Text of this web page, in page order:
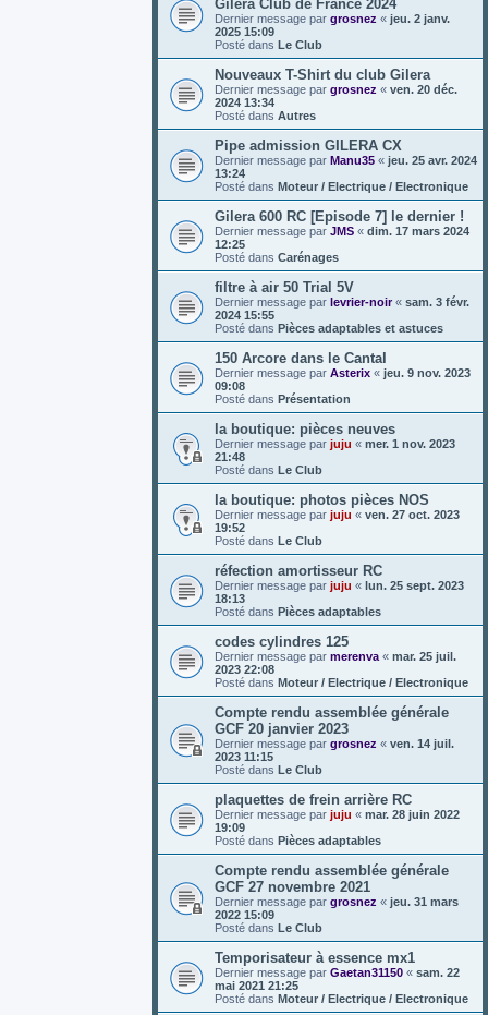
Gilera Club de France 2024
Dernier message par grosnez « jeu. 2 janv.
2025 15:09
Posté dans Le Club
Nouveaux T-Shirt du club Gilera
Dernier message par grosnez « ven. 20 déc.
2024 13:34
Posté dans Autres
Pipe admission GILERA CX
Dernier message par Manu35 « jeu. 25 avr. 2024
13:24
Posté dans Moteur / Electrique / Electronique
Gilera 600 RC [Episode 7] le dernier !
Dernier message par JMS « dim. 17 mars 2024
12:25
Posté dans Carénages
filtre à air 50 Trial 5V
Dernier message par levrier-noir« sam. 3 févr.
2024 15:55
Posté dans Pièces adaptables et astuces
150 Arcore dans le Cantal
Dernier message par Asterix « jeu. 9 nov. 2023
09:08
Posté dans Présentation
la boutique: pièces neuves
Dernier message par juju « mer. 1 nov. 2023
21:48
Posté dans Le Club
la boutique: photos pièces NOS
Dernier message par juju « ven. 27 oct. 2023
19:52
Posté dans Le Club
réfection amortisseur RC
Dernier message par juju « lun. 25 sept. 2023
18:13
Posté dans Pièces adaptables
codes cylindres 125
Dernier message par merenva « mar. 25 juil.
2023 22:08
Posté dans Moteur / Electrique / Electronique
Compte rendu assemblée générale
GCF 20 janvier 2023
Dernier message par grosnez « ven. 14 juil.
2023 11:15
Posté dans Le Club
plaquettes de frein arrière RC
Dernier message par juju « mar. 28 juin 2022
19:09
Posté dans Pièces adaptables
Compte rendu assemblée générale
GCF 27 novembre 2021
Dernier message par grosnez « jeu. 31 mars
2022 15:09
Posté dans Le Club
Temporisateur à essence mx1
Dernier message par Gaetan31150 « sam. 22
mai 2021 21:25
Posté dans Moteur / Electrique / Electronique